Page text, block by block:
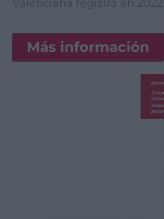
Valenciana registra en
Más información